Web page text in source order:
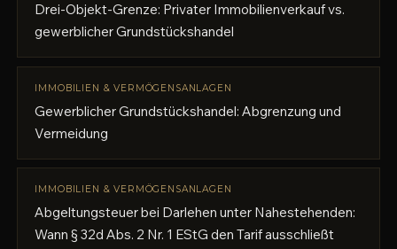
Drei-Objekt-Grenze: Privater Immobilienverkauf vs.
gewerblicher Grundstückshandel
IMMOBILIEN & VERMÖGENSANLAGEN
Gewerblicher Grundstückshandel: Abgrenzung und
Vermeidung
IMMOBILIEN & VERMÖGENSANLAGEN
Abgeltungsteuer bei Darlehen unter Nahestehenden:
Wann § 32d Abs. 2 Nr. 1 EStG den Tarif ausschließt